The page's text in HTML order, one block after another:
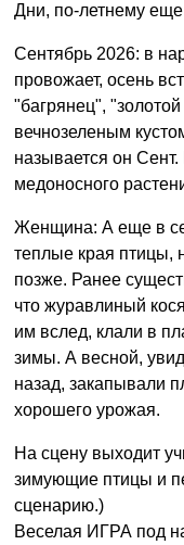
Дни, по-летнему
Сентябрь 2026: в
провожает, осень
"багрянец",
вечнозеленым
называется он
медоносного
Женщина: А еще в
теплые края птицы,
позже. Ранее
что журавлиный
им вслед, клали в
зимы. А весной,
назад, закапывали
хорошего урожая.
На сцену выходит
зимующие птицы и
сценарию.)
Веселая ИГРА под